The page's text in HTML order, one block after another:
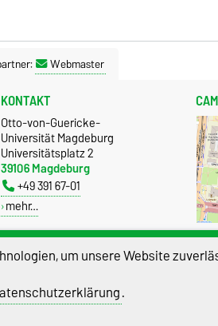
Webmaster
KONTAKT
Otto-von-Guericke-
Universität Magdeburg
Universitätsplatz 2
39106 Magdeburg
+49 391 67-01
mehr…
um unsere Website
.